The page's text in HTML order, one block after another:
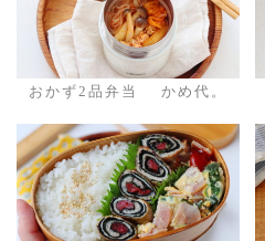
おかず2品弁当 かめ代。